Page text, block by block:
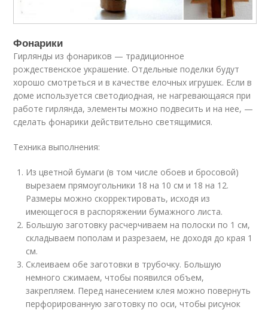
Фонарики
Гирлянды из фонариков — традиционное
рождественское украшение. Отдельные поделки будут
хорошо смотреться и в качестве елочных игрушек. Если в
доме используется светодиодная, не нагревающаяся при
работе гирлянда, элементы можно подвесить и на нее, —
сделать фонарики действительно светящимися.
Техника выполнения:
Из цветной бумаги (в том числе обоев и бросовой)
вырезаем прямоугольники 18 на 10 см и 18 на 12.
Размеры можно скорректировать, исходя из
имеющегося в распоряжении бумажного листа.
Большую заготовку расчерчиваем на полоски по 1 см,
складываем пополам и разрезаем, не доходя до края 1
см.
Склеиваем обе заготовки в трубочку. Большую
немного сжимаем, чтобы появился объем,
закрепляем. Перед нанесением клея можно повернуть
перфорированную заготовку по оси, чтобы рисунок